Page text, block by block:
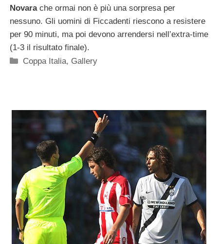
Novarache ormai non è più una sorpresa per
nessuno. Gli uomini di Ficcadenti riescono a resistere
per 90 minuti, ma poi devono arrendersi nell’extra-time
(1-3 il risultato finale).
Categorie
Coppa Italia, Gallery